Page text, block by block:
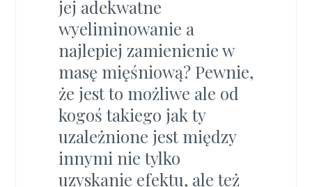
jej adekwatne
wyeliminowanie a
najlepiej zamienienie w
masę mięśniową? Pewnie,
że jest to możliwe ale od
kogoś takiego jak ty
uzależnione jest między
innymi nie tylko
uzyskanie efektu, ale też